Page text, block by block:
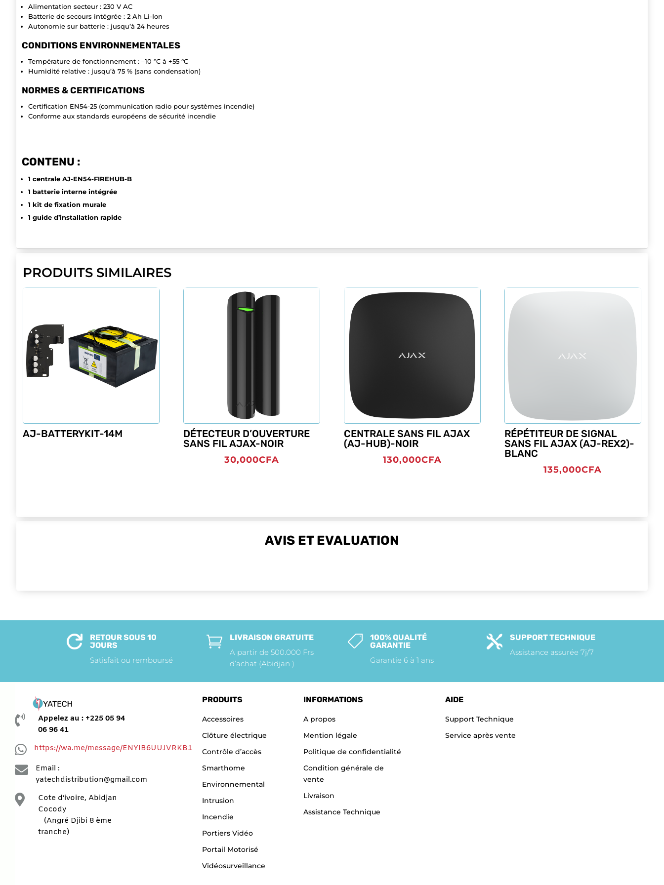
Alimentation secteur : 230 V AC
Batterie de secours intégrée : 2 Ah Li-Ion
Autonomie sur batterie : jusqu’à 24 heures
CONDITIONS ENVIRONNEMENTALES
Température de fonctionnement : –10 °C à +55 °C
Humidité relative : jusqu’à 75 % (sans condensation)
NORMES & CERTIFICATIONS
Certification EN54-25 (communication radio pour systèmes incendie)
Conforme aux standards européens de sécurité incendie
CONTENU :
1 centrale AJ-EN54-FIREHUB-B
1 batterie interne intégrée
1 kit de fixation murale
1 guide d’installation rapide
PRODUITS SIMILAIRES
AJ-BATTERYKIT-14M
DÉTECTEUR D’OUVERTURE
SANS FIL AJAX-NOIR
30,000CFA
CENTRALE SANS FIL AJAX
(AJ-HUB)-NOIR
130,000CFA
RÉPÉTITEUR DE SIGNAL
SANS FIL AJAX (AJ-REX2)-
BLANC
135,000CFA
AVIS ET EVALUATION

RETOUR SOUS 10
JOURS
Satisfait ou remboursé

LIVRAISON GRATUITE
A partir de 500.000 Frs
d’achat (Abidjan )

100% QUALITÉ
GARANTIE
Garantie 6 à 1 ans

SUPPORT TECHNIQUE
Assistance assurée 7j/7

Appelez au : +225 05 94
06 96 41
 https://wa.me/message/ENYIB6UUJVRKB1

Email :
yatechdistribution@gmail.com

Cote d’ivoire, Abidjan
Cocody
(Angré Djibi 8 ème
tranche)
PRODUITS
Accessoires
Clôture électrique
Contrôle d’accès
Smarthome
Environnemental
Intrusion
Incendie
Portiers Vidéo
Portail Motorisé
Vidéosurveillance
INFORMATIONS
A propos
Mention légale
Politique de confidentialité
Condition générale de
vente
Livraison
Assistance Technique
AIDE
Support Technique
Service après vente